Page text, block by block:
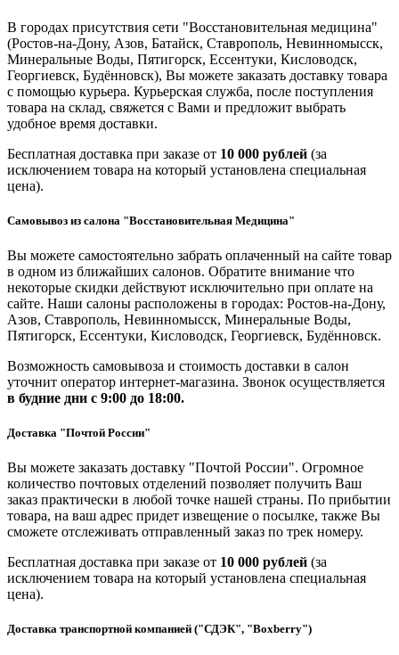
В городах присутствия сети "Восстановительная медицина"
(Ростов-на-Дону, Азов, Батайск, Ставрополь, Невинномысск,
Минеральные Воды, Пятигорск, Ессентуки, Кисловодск,
Георгиевск, Будённовск), Вы можете заказать доставку товара
с помощью курьера. Курьерская служба, после поступления
товара на склад, свяжется с Вами и предложит выбрать
удобное время доставки.
Бесплатная доставка при заказе от 10 000 рублей (за
исключением товара на который установлена специальная
цена).
Самовывоз из салона "Восстановительная Медицина"
Вы можете самостоятельно забрать оплаченный на сайте товар
в одном из ближайших салонов. Обратите внимание что
некоторые скидки действуют исключительно при оплате на
сайте. Наши салоны расположены в городах: Ростов-на-Дону,
Азов, Ставрополь, Невинномысск, Минеральные Воды,
Пятигорск, Ессентуки, Кисловодск, Георгиевск, Будённовск.
Возможность самовывоза и стоимость доставки в салон
уточнит оператор интернет-магазина. Звонок осуществляется
в будние дни с 9:00 до 18:00.
Доставка "Почтой России"
Вы можете заказать доставку "Почтой России". Огромное
количество почтовых отделений позволяет получить Ваш
заказ практически в любой точке нашей страны. По прибытии
товара, на ваш адрес придет извещение о посылке, также Вы
сможете отслеживать отправленный заказ по трек номеру.
Бесплатная доставка при заказе от 10 000 рублей (за
исключением товара на который установлена специальная
цена).
Доставка транспортной компанией ("СДЭК", "Boxberry")